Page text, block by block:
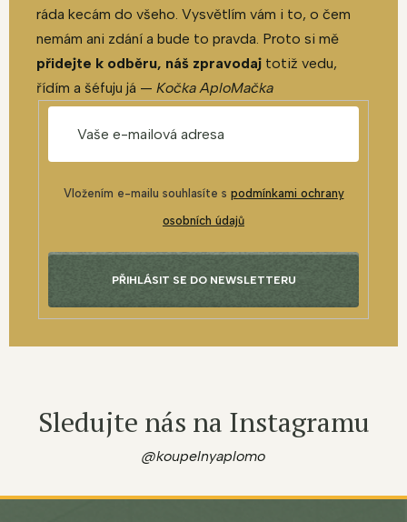
ráda kecám do všeho. Vysvětlím vám i to, o čem
nemám ani zdání a bude to pravda. Proto si mě
přidejte k odběru, náš zpravodaj totiž vedu,
řídím a šéfuju já — Kočka AploMačka
Vložením e-mailu souhlasíte s podmínkami ochrany
osobních údajů
PŘIHLÁSIT SE DO NEWSLETTERU
Sledujte nás na Instagramu
@koupelnyaplomo